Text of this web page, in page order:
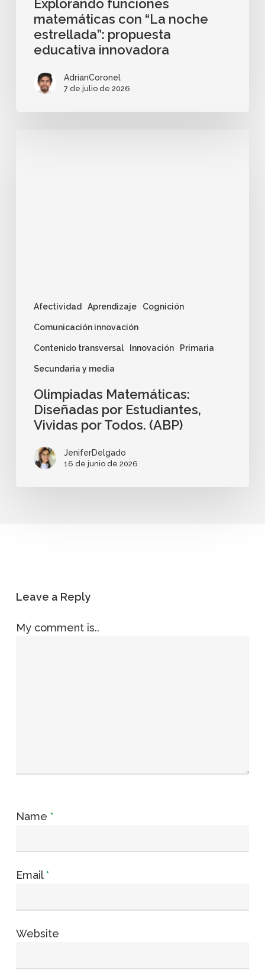
Explorando funciones
matemáticas con “La noche
estrellada”: propuesta
educativa innovadora
AdrianCoronel
7 de julio de 2026
Afectividad Aprendizaje Cognición
Comunicación innovación
Contenido transversal Innovación Primaria
Secundaria y media
Olimpiadas Matemáticas:
Diseñadas por Estudiantes,
Vividas por Todos. (ABP)
JeniferDelgado
16 de junio de 2026
Leave a Reply
My comment is..
Name *
Email*
Website